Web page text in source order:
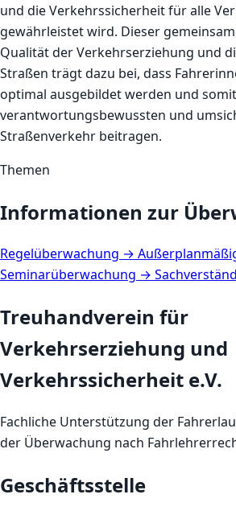
und die Verkehrssicherheit für alle
gewährleistet wird. Dieser
Qualität der Verkehrserziehung und
Straßen trägt dazu bei, dass
optimal ausgebildet werden und
verantwortungsbewussten und
Straßenverkehr beitragen.
Themen
Informationen zur
Regelüberwachung →
Seminarüberwachung →
Treuhandverein für
Verkehrserziehung und
Verkehrssicherheit e.V.
Fachliche Unterstützung der
der Überwachung nach
Geschäftsstelle